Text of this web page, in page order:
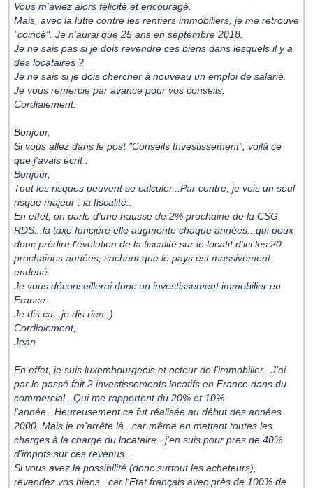
Vous m'aviez alors félicité et encouragé.
Mais, avec la lutte contre les rentiers immobiliers, je me retrouve
"coincé". Je n'aurai que 25 ans en septembre 2018.
Je ne sais pas si je dois revendre ces biens dans lesquels il y a
des locataires ?
Je ne sais si je dois chercher à nouveau un emploi de salarié.
Je vous remercie par avance pour vos conseils.
Cordialement.
Bonjour,
Si vous allez dans le post "Conseils Investissement", voilà ce
que j'avais écrit :
Bonjour,
Tout les risques peuvent se calculer...Par contre, je vois un seul
risque majeur : la fiscalité..
En effet, on parle d'une hausse de 2% prochaine de la CSG
RDS...la taxe foncière elle augmente chaque années...qui peux
donc prédire l'évolution de la fiscalité sur le locatif d'ici les 20
prochaines années, sachant que le pays est massivement
endetté.
Je vous déconseillerai donc un investissement immobilier en
France..
Je dis ca...je dis rien ;)
Cordialement,
Jean
En effet, je suis luxembourgeois et acteur de l'immobilier...J'ai
par le passé fait 2 investissements locatifs en France dans du
commercial...Qui me rapportent du 20% et 10%
l'année...Heureusement ce fut réalisée au début des années
2000..Mais je m'arrête là...car même en mettant toutes les
charges à la charge du locataire...j'en suis pour pres de 40%
d'impots sur ces revenus...
Si vous avez la possibilité (donc surtout les acheteurs),
revendez vos biens...car l'Etat français avec près de 100% de